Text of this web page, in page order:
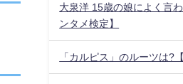
大泉洋 15歳の娘によく言
ンタメ検定】
「カルピス」のルーツは?